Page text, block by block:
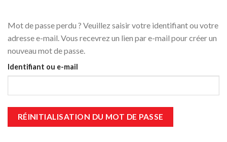
Mot de passe perdu ? Veuillez saisir votre identifiant ou votre
adresse e-mail. Vous recevrez un lien par e-mail pour créer un
nouveau mot de passe.
Identifiant ou e-mail
RÉINITIALISATION DU MOT DE PASSE